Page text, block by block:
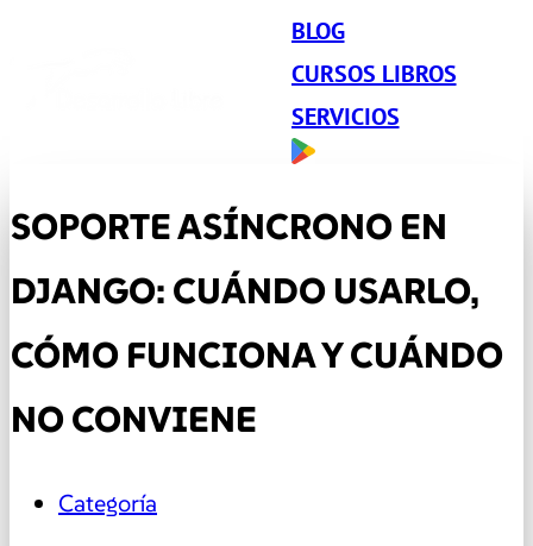
BLOG
CURSOS LIBROS
SERVICIOS
SOPORTE ASÍNCRONO EN
DJANGO: CUÁNDO USARLO,
CÓMO FUNCIONA Y CUÁNDO
NO CONVIENE
Categoría